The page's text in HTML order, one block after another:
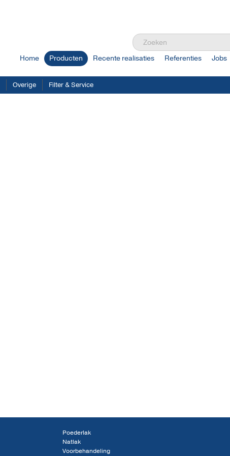
Home Producten Recente realisaties Referenties Jobs
Overige Filter & Service
Poederlak
Natlak
Voorbehandeling